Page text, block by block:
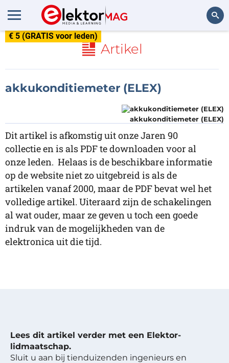
€ 5 (GRATIS voor leden)
Artikel
akkukonditiemeter (ELEX)
akkukonditiemeter (ELEX)
Dit artikel is afkomstig uit onze Jaren 90
collectie en is als PDF te downloaden voor al
onze leden. Helaas is de beschikbare informatie
op de website niet zo uitgebreid is als de
artikelen vanaf 2000, maar de PDF bevat wel het
volledige artikel. Uiteraard zijn de schakelingen
al wat ouder, maar ze geven u toch een goede
indruk van de mogelijkheden van de
elektronica uit die tijd.
Lees dit artikel verder met een Elektor-
lidmaatschap.
Sluit u aan bij tienduizenden ingenieurs en